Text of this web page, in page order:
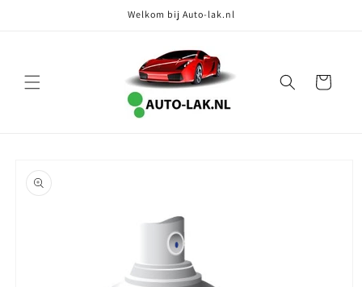
Welkom bij Auto-lak.nl
Winkelwagen